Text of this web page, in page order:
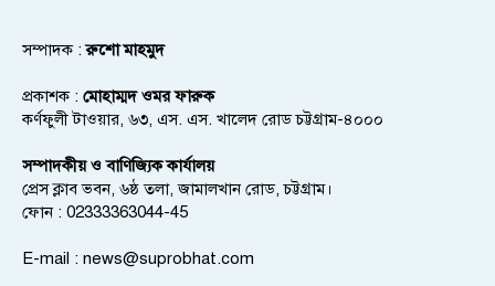
সম্পাদক :রুশো মাহমুদ
প্রকাশক : মোহাম্মদ ওমর ফারুক
কর্ণফুলী টাওয়ার, ৬৩, এস. এস. খালেদ রোড চট্টগ্রাম-৪০০০
সম্পাদকীয় ও বাণিজ্যিক কার্যালয়
প্রেস ক্লাব ভবন, ৬ষ্ঠ তলা, জামালখান রোড, চট্টগ্রাম।
ফোন : 02333363044-45
E-mail : news@suprobhat.com